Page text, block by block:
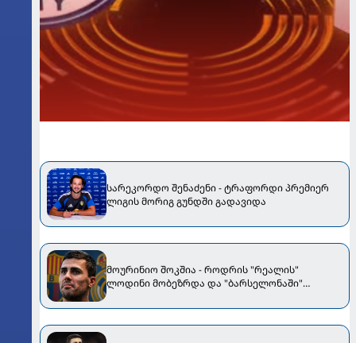
სარეკორდო შენაძენი - ტრაფორდი პრემიერ
ლიგის მორიგ გუნდში გადავიდა
მოურინიო შოკშია - როდრის "რეალის"
ლოდინი მობეზრდა და "ბარსელონაში"